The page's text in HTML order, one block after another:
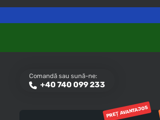
Delivery toSăvinești, NT Switch
Comandă sau sună-ne:
+40 740 099 233
PREȚ AVANTAJOS